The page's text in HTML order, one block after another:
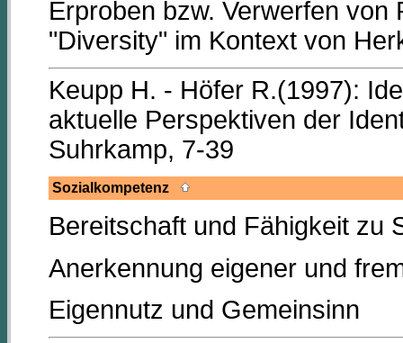
Erproben bzw. Verwerfen von
"Diversity" im Kontext von
Keupp H. - Höfer R.(1997):
aktuelle Perspektiven der
Suhrkamp, 7-39
Sozialkompetenz
Bereitschaft und Fähigkeit zu
Anerkennung eigener und
Eigennutz und Gemeinsinn